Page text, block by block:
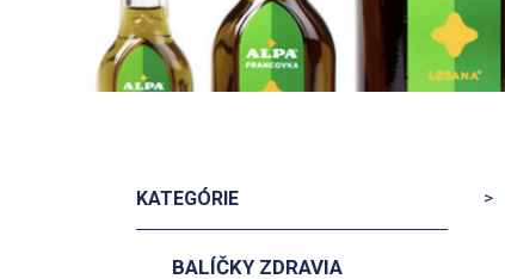
KATEGÓRIE
BALÍČKY ZDRAVIA
>